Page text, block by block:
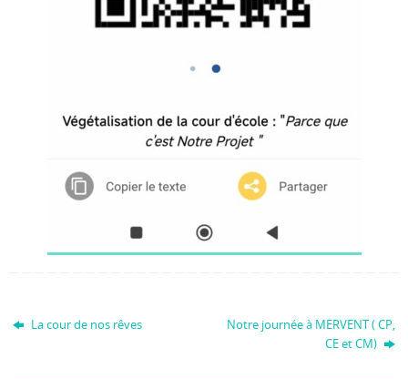
La cour de nos rêves
Notre journée à MERVENT ( CP,
CE et CM)